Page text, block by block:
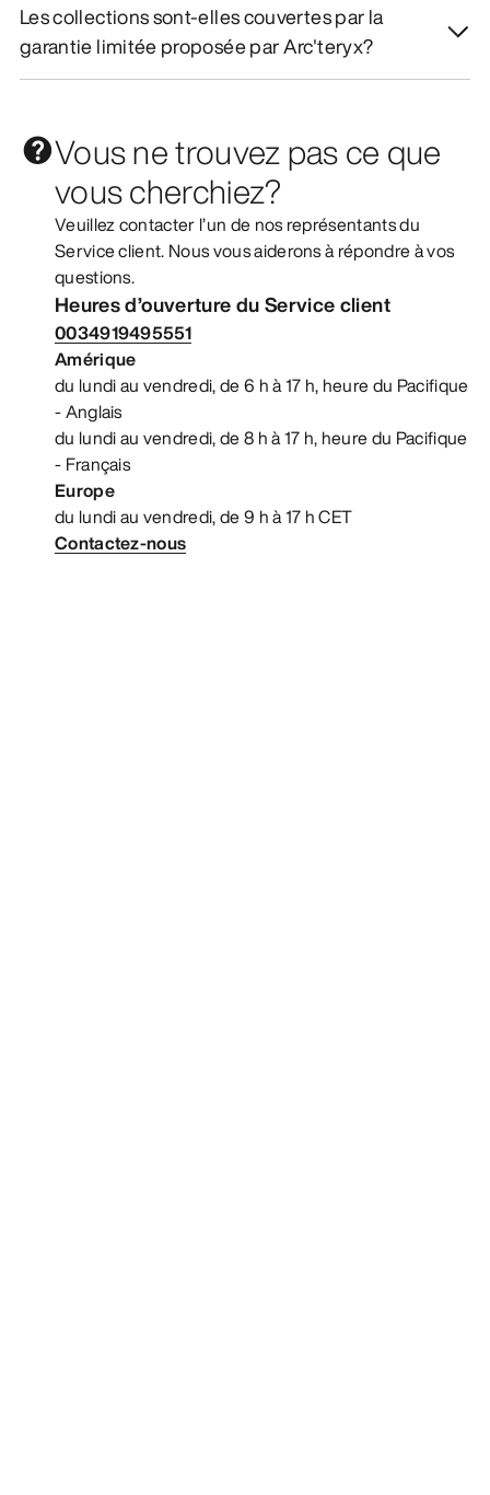
Les collections sont-elles couvertes par la
garantie limitée proposée par Arc'teryx?
Vous ne trouvez pas ce que
vous cherchiez?
Veuillez contacter l’un de nos représentants du
Service client. Nous vous aiderons à répondre à vos
questions.
Heures d’ouverture du Service client
0034919495551
Amérique
du lundi au vendredi, de 6 h à 17 h, heure du Pacifique
- Anglais
du lundi au vendredi, de 8 h à 17 h, heure du Pacifique
- Français
Europe
du lundi au vendredi, de 9 h à 17 h CET
Contactez-nous